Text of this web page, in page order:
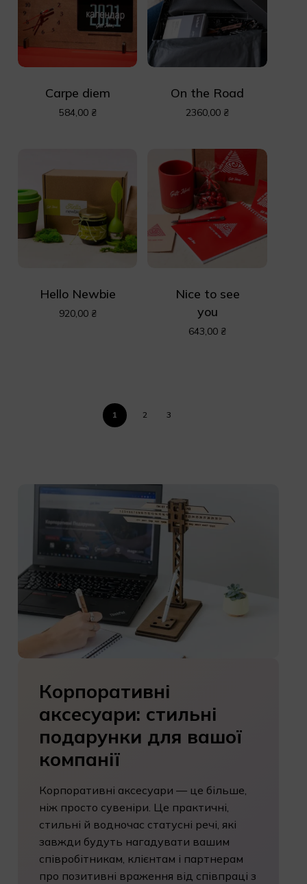
Carpe diem
584,00 ₴
On the Road
2360,00 ₴
Hello Newbie
920,00 ₴
Nice to see
you
643,00 ₴
1 2 3
Корпоративні
аксесуари: стильні
подарунки для вашої
компанії
Корпоративні аксесуари — це більше,
ніж просто сувеніри. Це практичні,
стильні й водночас статусні речі, які
завжди будуть нагадувати вашим
співробітникам, клієнтам і партнерам
про позитивні враження від співпраці з